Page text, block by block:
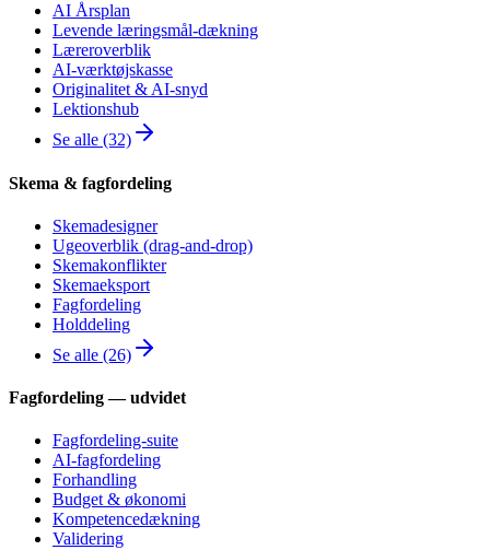
AI Årsplan
Levende læringsmål-dækning
Læreroverblik
AI-værktøjskasse
Originalitet & AI-snyd
Lektionshub
Se alle (32)
Skema & fagfordeling
Skemadesigner
Ugeoverblik (drag-and-drop)
Skemakonflikter
Skemaeksport
Fagfordeling
Holddeling
Se alle (26)
Fagfordeling — udvidet
Fagfordeling-suite
AI-fagfordeling
Forhandling
Budget & økonomi
Kompetencedækning
Validering